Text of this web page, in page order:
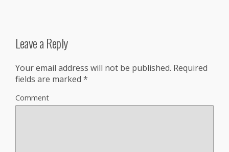
Leave a Reply
Your email address will not be published. Required
fields are marked *
Comment